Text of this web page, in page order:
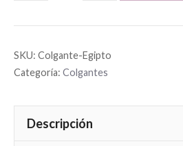
SKU: Colgante-Egipto
Categoría: Colgantes
Descripción